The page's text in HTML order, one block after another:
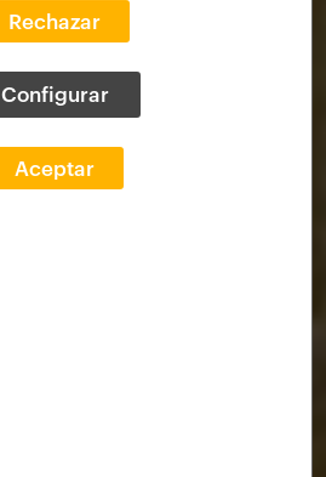
Rechazar
Configurar
Aceptar